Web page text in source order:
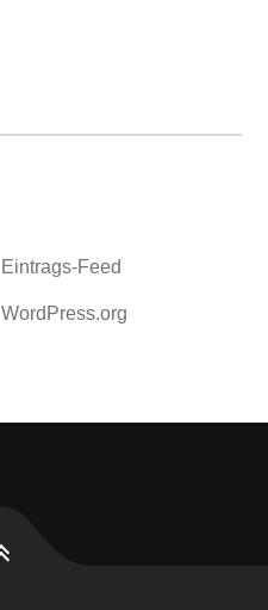
Eintrags-Feed
WordPress.org